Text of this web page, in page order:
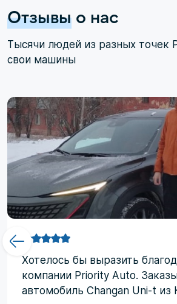
Отзывы о нас
Тысячи людей из разных точек
свои машины
Хотелоcь бы выразить
компании Priority Аuto.
автомобиль Changan Uni-t из